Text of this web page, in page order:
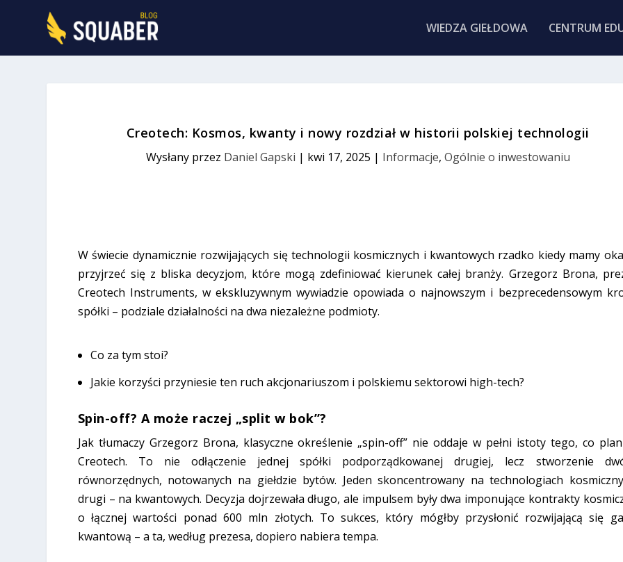
WIEDZA GIEŁDOWA CENTRUM
Creotech: Kosmos, kwanty i nowy rozdział w historii polskiej technologii
Wysłany przez Daniel Gapski | kwi 17, 2025 | Informacje, Ogólnie o inwestowaniu
W świecie dynamicznie rozwijających się technologii kosmicznych i kwantowych rzadko kiedy mamy
przyjrzeć się z bliska decyzjom, które mogą zdefiniować kierunek całej branży. Grzegorz Brona,
Creotech Instruments, w ekskluzywnym wywiadzie opowiada o najnowszym i bezprecedensowym
spółki – podziale działalności na dwa niezależne podmioty.
Co za tym stoi?
Jakie korzyści przyniesie ten ruch akcjonariuszom i polskiemu sektorowi high-tech?
Spin-off? A może raczej „split w bok”?
Jak tłumaczy Grzegorz Brona, klasyczne określenie „spin-off” nie oddaje w pełni istoty tego, co
Creotech. To nie odłączenie jednej spółki podporządkowanej drugiej, lecz stworzenie
równorzędnych, notowanych na giełdzie bytów. Jeden skoncentrowany na technologiach
drugi – na kwantowych. Decyzja dojrzewała długo, ale impulsem były dwa imponujące kontrakty
o łącznej wartości ponad 600 mln złotych. To sukces, który mógłby przysłonić rozwijającą się
kwantową – a ta, według prezesa, dopiero nabiera tempa.